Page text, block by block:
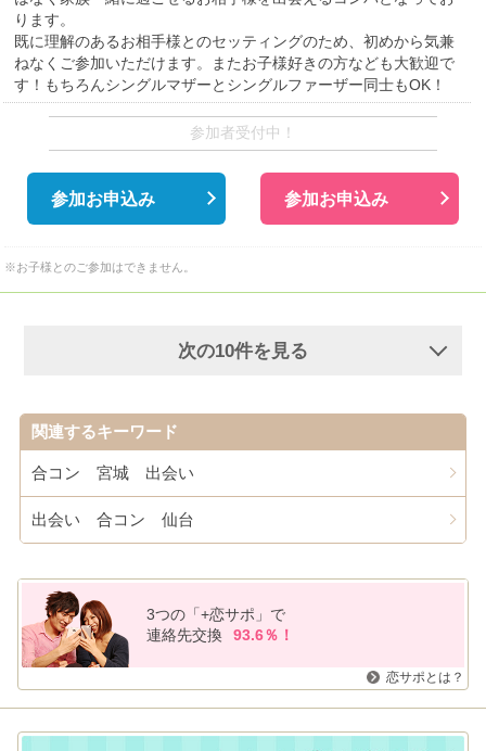
ります。
既に理解のあるお相手様とのセッティングのため、初めから気兼
ねなくご参加いただけます。またお子様好きの方なども大歓迎で
す！もちろんシングルマザーとシングルファーザー同士もOK！
参加者受付中！
参加お申込み 参加お申込み
※お子様とのご参加はできません。
次の10件を見る
関連するキーワード
合コン 宮城 出会い
出会い 合コン 仙台
3つの「+恋サポ」で
連絡先交換
93.6％！
恋サポとは？